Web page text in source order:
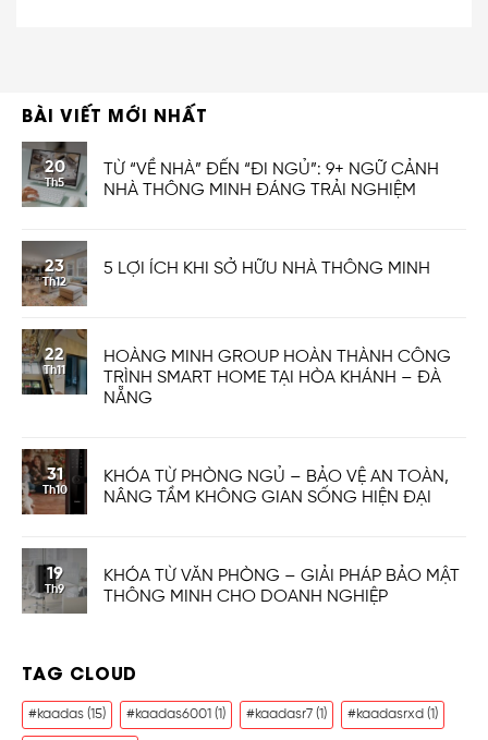
BÀI VIẾT MỚI NHẤT
20
Th5
TỪ “VỀ NHÀ” ĐẾN “ĐI NGỦ”: 9+ NGỮ CẢNH
NHÀ THÔNG MINH ĐÁNG TRẢI NGHIỆM
23
Th12
5 LỢI ÍCH KHI SỞ HỮU NHÀ THÔNG MINH
22
Th11
HOÀNG MINH GROUP HOÀN THÀNH CÔNG
TRÌNH SMART HOME TẠI HÒA KHÁNH – ĐÀ
NẴNG
31
Th10
KHÓA TỪ PHÒNG NGỦ – BẢO VỆ AN TOÀN,
NÂNG TẦM KHÔNG GIAN SỐNG HIỆN ĐẠI
19
Th9
KHÓA TỪ VĂN PHÒNG – GIẢI PHÁP BẢO MẬT
THÔNG MINH CHO DOANH NGHIỆP
TAG CLOUD
#kaadas (15) #kaadas6001 (1) #kaadasr7 (1) #kaadasrxd (1)